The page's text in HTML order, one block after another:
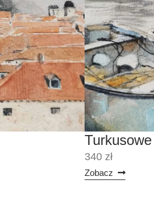
340 zł
Zobacz